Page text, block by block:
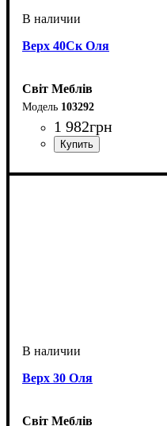
Верх 40Ск Оля
Світ Меблів
103292
1 982грн
Верх 30 Оля
Світ Меблів